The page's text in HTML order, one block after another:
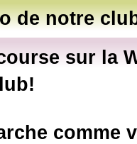
de notre
sur la
comme